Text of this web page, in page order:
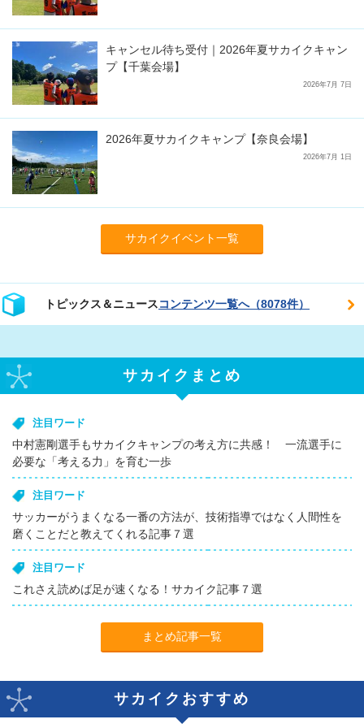
キャンセル待ち受付｜2026年夏サカイクキャン
プ【千葉会場】
2026年7月 7日
2026年夏サカイクキャンプ【奈良会場】
2026年7月 1日
サカイクイベント一覧
トピックス＆ニュースコンテンツ一覧へ（8078件）
サカイクまとめ
注目ワード
中村憲剛選手もサカイクキャンプの考え方に共感！ 一流選手に
必要な「考える力」を育む一歩
注目ワード
サッカーがうまくなる一番の方法が、技術指導ではなく人間性を
磨くことだと教えてくれる記事７選
注目ワード
これさえ読めば足が速くなる！サカイク記事７選
まとめ記事一覧
サカイクおすすめ